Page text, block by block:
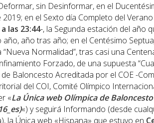
sin Desinformar, en el
2019; en el Sexto día Completo del
a las 23:44-, la Segunda estación del año
año, año tras año; en el Centésimo
“Nueva Normalidad”, tras casi una
Forzado, de una supuesta
Baloncesto Acreditada por el COE -
del COI, Comité Olímpico
«La Única web Olímpica de Baloncesto
«) y seguirá Informando (desde
la Única web «Hispana» que estuvo en